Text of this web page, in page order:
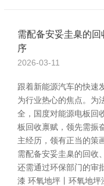
需配备安妥圭臬的
序
2026-03-11
跟着新能源汽车的快速
为行业热心的焦点。为
全，国度对能源电板回
板回收禀赋，领先需振
主经历，领有正当的策
需配备安妥圭臬的回收
还需通过环保部门的审
漆 环氧地坪丨环氧地